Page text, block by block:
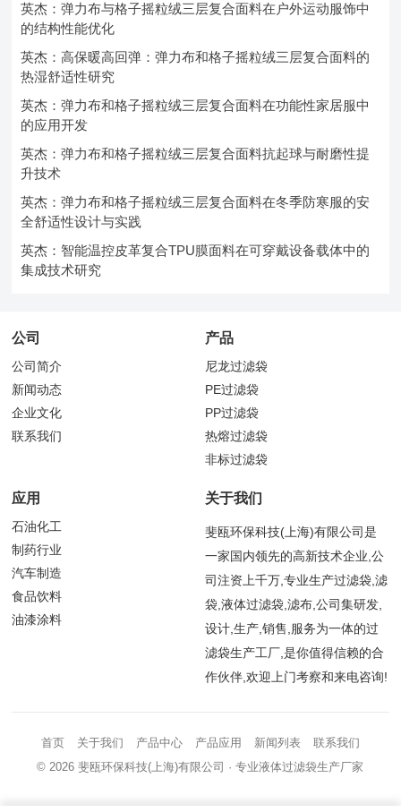
英杰：弹力布与格子摇粒绒三层复合面料在户外运动服饰中
的结构性能优化
英杰：高保暖高回弹：弹力布和格子摇粒绒三层复合面料的
热湿舒适性研究
英杰：弹力布和格子摇粒绒三层复合面料在功能性家居服中
的应用开发
英杰：弹力布和格子摇粒绒三层复合面料抗起球与耐磨性提
升技术
英杰：弹力布和格子摇粒绒三层复合面料在冬季防寒服的安
全舒适性设计与实践
英杰：智能温控皮革复合TPU膜面料在可穿戴设备载体中的
集成技术研究
公司
公司简介
新闻动态
企业文化
联系我们
产品
尼龙过滤袋
PE过滤袋
PP过滤袋
热熔过滤袋
非标过滤袋
应用
石油化工
制药行业
汽车制造
食品饮料
油漆涂料
关于我们
斐瓯环保科技(上海)有限公司是
一家国内领先的高新技术企业,公
司注资上千万,专业生产过滤袋,滤
袋,液体过滤袋,滤布,公司集研发,
设计,生产,销售,服务为一体的过
滤袋生产工厂,是你值得信赖的合
作伙伴,欢迎上门考察和来电咨询!
首页 关于我们 产品中心 产品应用 新闻列表
联系我们
© 2026斐瓯环保科技(上海)有限公司 · 专业液体过滤袋生产厂家